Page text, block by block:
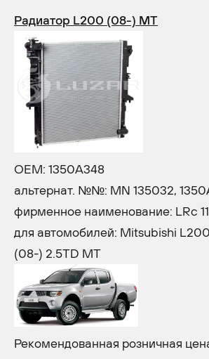
Радиатор L200 (08-) MT
OEM: 1350A348
альтернат. №№: MN 135032,
фирменное наименование: LRc
для автомобилей: Mitsubishi
(08-) 2.5TD MT
Рекомендованная розничная